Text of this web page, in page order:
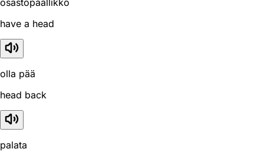
osastopäällikkö
have a head
olla pää
head back
palata